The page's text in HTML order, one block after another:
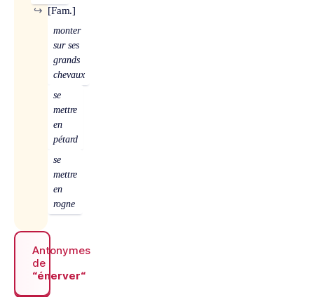
[Fam.]
↪
monter
sur ses
grands
chevaux
se
mettre
en
pétard
se
mettre
en
rogne
Antonymes
de
“énerver“